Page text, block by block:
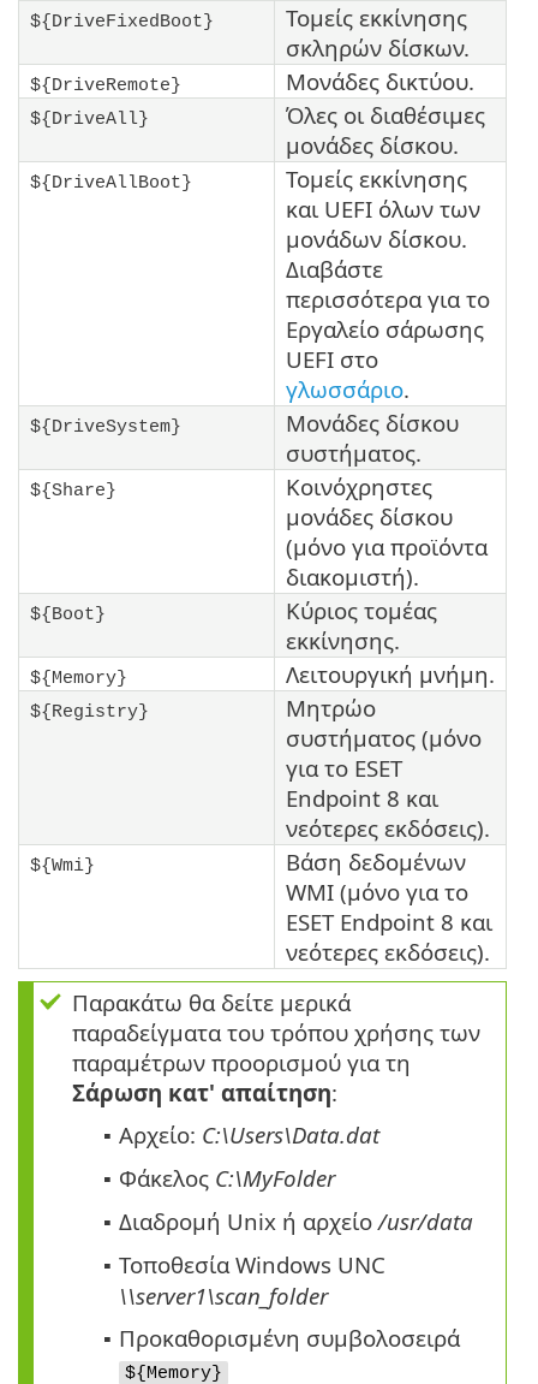
${DriveFixedBoot}
Τομείς εκκίνησης
σκληρών δίσκων.
${DriveRemote} Μονάδες δικτύου.
${DriveAll}
Όλες οι διαθέσιμες
μονάδες δίσκου.
${DriveAllBoot}
Τομείς εκκίνησης
και UEFI όλων των
μονάδων δίσκου.
Διαβάστε
περισσότερα για το
Εργαλείο σάρωσης
UEFI στο
γλωσσάριο.
${DriveSystem}
Μονάδες δίσκου
συστήματος.
${Share}
Κοινόχρηστες
μονάδες δίσκου
(μόνο για προϊόντα
διακομιστή).
${Boot}
Κύριος τομέας
εκκίνησης.
${Memory} Λειτουργική μνήμη.
${Registry}
Μητρώο
συστήματος (μόνο
για το ESET
Endpoint 8 και
νεότερες εκδόσεις).
${Wmi}
Βάση δεδομένων
WMI (μόνο για το
ESET Endpoint 8 και
νεότερες εκδόσεις).
Παρακάτω θα δείτε μερικά
παραδείγματα του τρόπου χρήσης των
παραμέτρων προορισμού για τη
Σάρωση κατ' απαίτηση:
▪ Αρχείο: C:\Users\Data.dat
▪ Φάκελος C:\MyFolder
▪ Διαδρομή Unix ή αρχείο /usr/data
▪ Τοποθεσία Windows UNC
\\server1\scan_folder
▪ Προκαθορισμένη συμβολοσειρά
${Memory}